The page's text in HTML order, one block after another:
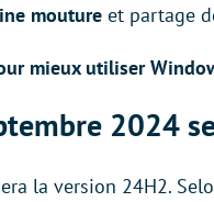
mouture et partage
mieux utiliser
2024
la version 24H2.